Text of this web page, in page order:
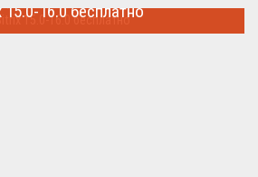
16.0 бесплатно